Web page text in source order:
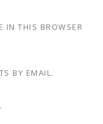
IN THIS BROWSER
BY EMAIL.